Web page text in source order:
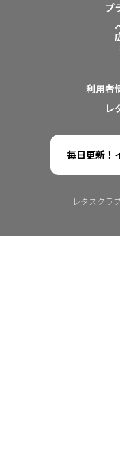
プ
利用者
レ
毎日更新！
レタスクラ